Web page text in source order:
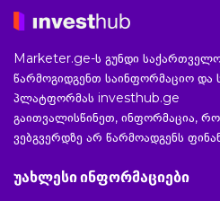
Marketer.ge-ს გუნდი
წარმოგიდგენთ საინფორმაციო და
პლატფორმას investhub.ge
გაითვალისწინეთ, ინფორმაცია,
ვებგვერდზე არ წარმოადგენს
უახლესი ინფორმაციები